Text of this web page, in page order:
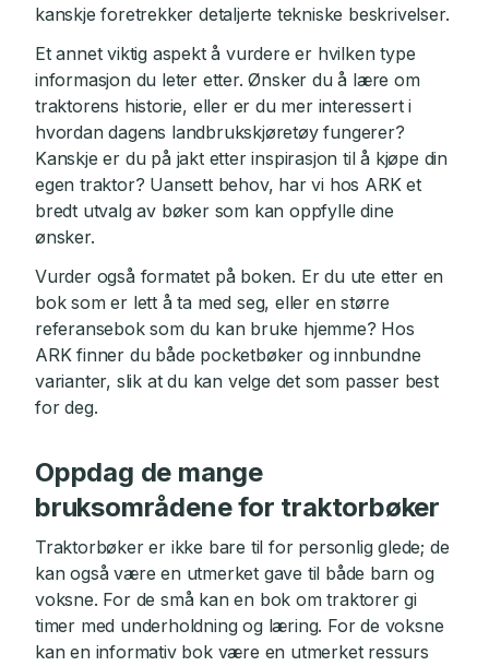
kanskje foretrekker detaljerte tekniske beskrivelser.
Et annet viktig aspekt å vurdere er hvilken type
informasjon du leter etter. Ønsker du å lære om
traktorens historie, eller er du mer interessert i
hvordan dagens landbrukskjøretøy fungerer?
Kanskje er du på jakt etter inspirasjon til å kjøpe din
egen traktor? Uansett behov, har vi hos ARK et
bredt utvalg av bøker som kan oppfylle dine
ønsker.
Vurder også formatet på boken. Er du ute etter en
bok som er lett å ta med seg, eller en større
referansebok som du kan bruke hjemme? Hos
ARK finner du både pocketbøker og innbundne
varianter, slik at du kan velge det som passer best
for deg.
Oppdag de mange
bruksområdene for traktorbøker
Traktorbøker er ikke bare til for personlig glede; de
kan også være en utmerket gave til både barn og
voksne. For de små kan en bok om traktorer gi
timer med underholdning og læring. For de voksne
kan en informativ bok være en utmerket ressurs